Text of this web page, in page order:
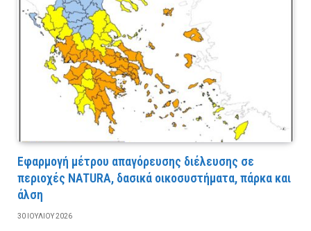
Εφαρμογή μέτρου απαγόρευσης διέλευσης σε
περιοχές NATURA, δασικά οικοσυστήματα, πάρκα και
άλση
30 ΙΟΥΛΊΟΥ 2026